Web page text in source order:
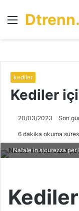
Menü
kediler
Kediler
20/03/2023 Son
6 dakika okuma
Natale in sicurezza per